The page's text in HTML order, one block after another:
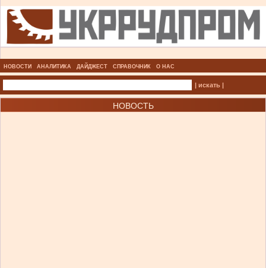
НОВОСТИ АНАЛИТИКА ДАЙДЖЕСТ СПРАВОЧНИК О НАС
| искать |
НОВОСТЬ